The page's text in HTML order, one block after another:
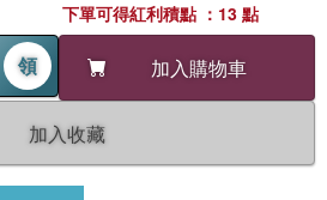
領 加入購物車
加入收藏
下單可得紅利積點 ：13 點